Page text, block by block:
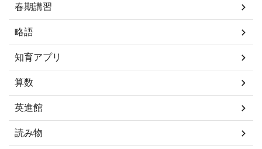
春期講習
略語
知育アプリ
算数
英進館
読み物